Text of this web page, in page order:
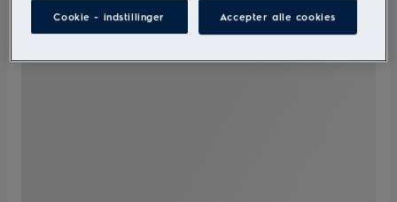
Cookie - indstillinger Accepter alle cookies